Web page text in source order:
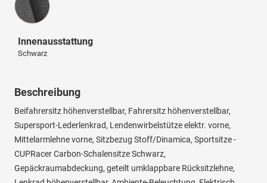
Innenausstattung
Schwarz
Beschreibung
Beifahrersitz höhenverstellbar, Fahrersitz höhenverstellbar,
Supersport-Lederlenkrad, Lendenwirbelstütze elektr. vorne,
Mittelarmlehne vorne, Sitzbezug Stoff/Dinamica, Sportsitze -
CUPRacer Carbon-Schalensitze Schwarz,
Gepäckraumabdeckung, geteilt umklappbare Rücksitzlehne,